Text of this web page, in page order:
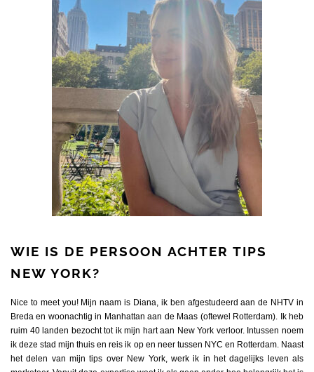
WIE IS DE PERSOON ACHTER TIPS
NEW YORK?
Nice to meet you! Mijn naam is Diana , ik ben afgestudeerd aan de NHTV in
Breda en woonachtig in Manhattan aan de Maas (oftewel Rotterdam). Ik heb
ruim 40 landen bezocht tot ik mijn hart aan New York verloor. Intussen noem
ik deze stad mijn thuis en reis ik op en neer tussen NYC en Rotterdam. Naast
het delen van mijn tips over New York, werk ik in het dagelijks leven als